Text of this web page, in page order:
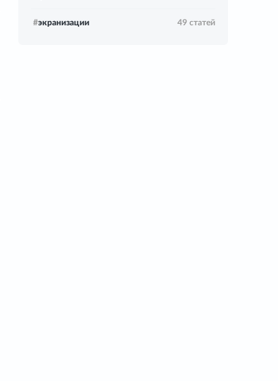
#экранизации 49 статей